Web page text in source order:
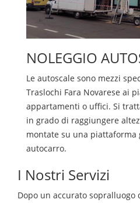
NOLEGGIO
Le autoscale sono mezzi
Traslochi Fara Novarese ai
appartamenti o uffici. Si
in grado di raggiungere
montate su una piattaforma
autocarro.
I Nostri Servizi
Dopo un accurato sopralluogo